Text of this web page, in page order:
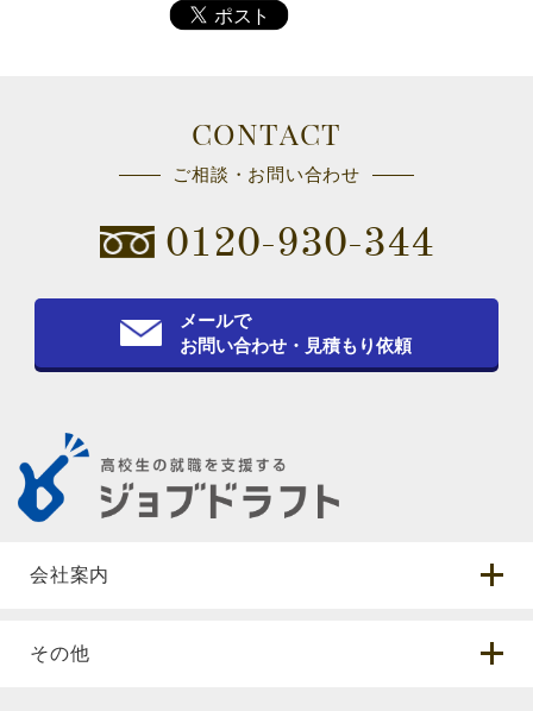
CONTACT
ご相談・お問い合わせ
0120-930-344
メールで
お問い合わせ・見積もり依頼
会社案内
その他